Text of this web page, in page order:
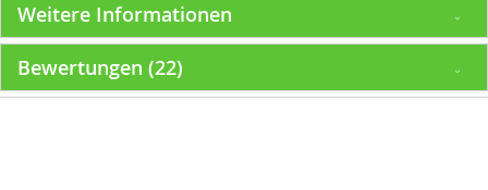
Weitere Informationen
Bewertungen 22